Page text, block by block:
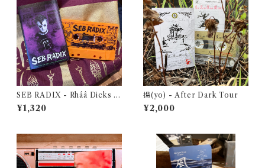
SEB RADIX - Rhââ Dicks A
ge [2012 - 2019] / Henon D
ungeon
¥1,320
揚(yo) - After Dark Tour
¥2,000